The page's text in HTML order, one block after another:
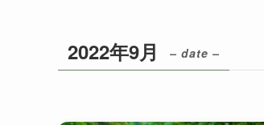
2022年9月 – date –